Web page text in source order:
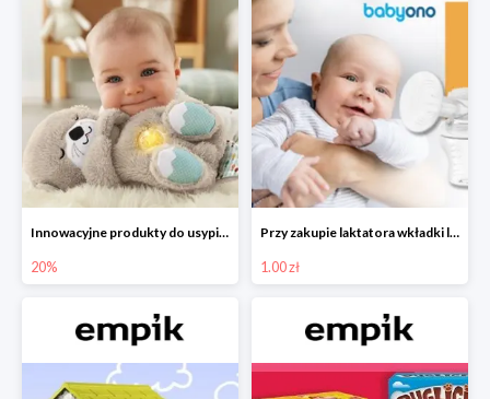
Innowacyjne produkty do usypiania w Empiku -20%
20%
Przy zakupie laktatora wkładki laktacyjne za 1 zł!
1.00 zł